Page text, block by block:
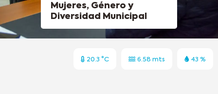
Mujeres, Género y
Diversidad Municipal
20.3 °C 6.58 mts 43 %